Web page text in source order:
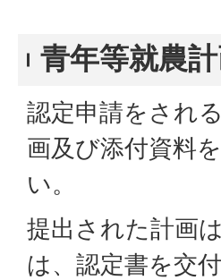
青年等就農
認定申請をされ
画及び添付資料
い。
提出された計画
は、認定書を交